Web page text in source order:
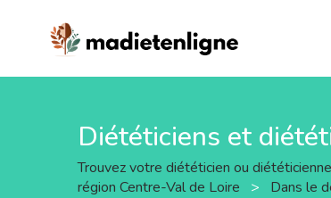
Diététiciens et
Trouvez votre diététicien ou diététicienne
région Centre-Val de Loire
> Dans le